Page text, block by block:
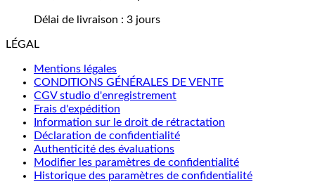
Délai de livraison : 3 jours
LÉGAL
Mentions légales
CONDITIONS GÉNÉRALES DE VENTE
CGV studio d'enregistrement
Frais d'expédition
Information sur le droit de rétractation
Déclaration de confidentialité
Authenticité des évaluations
Modifier les paramètres de confidentialité
Historique des paramètres de confidentialité